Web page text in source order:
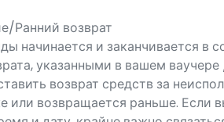
Ранний возврат
начинается и заканчивается в
указанными в вашем
возврат средств за
или возвращается раньше. Если